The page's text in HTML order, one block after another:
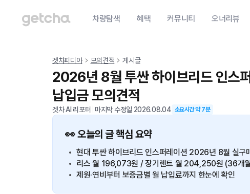
차량탐색 혜택 커뮤니티 오너리뷰
겟차피디아 모의견적 게시글
2026년 8월 투싼 하이브리드 인스
납입금 모의견적
겟차 AI 리포터 마지막 수정일 2026.08.04 소요시간 약7분
👀 오늘의 글 핵심 요약
현대 투싼 하이브리드 인스퍼레이션 2026년 8월 실
리스 월 196,073원 / 장기렌트 월 204,250원 (36개
제원·연비부터 보증금별 월 납입료까지 한눈에 확인